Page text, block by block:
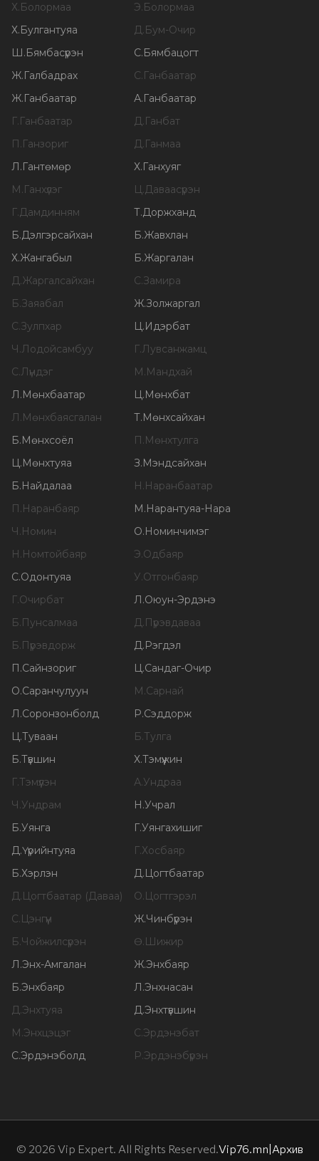
Х.Болормаа Э.Болормаа
Х.Булгантуяа Д.Бум-Очир
Ш.Бямбасүрэн С.Бямбацогт
Ж.Галбадрах С.Ганбаатар
Ж.Ганбаатар А.Ганбаатар
Г.Ганбаатар Д.Ганбат
П.Ганзориг Д.Ганмаа
Л.Гантөмөр Х.Ганхуяг
М.Ганхүлэг Ц.Даваасүрэн
Г.Дамдинням Т.Доржханд
Б.Дэлгэрсайхан Б.Жавхлан
Х.Жангабыл Б.Жаргалан
Д.Жаргалсайхан С.Замира
Б.Заяабал Ж.Золжаргал
С.Зулпхар Ц.Идэрбат
Ч.Лодойсамбуу Г.Лувсанжамц
С.Лүндэг М.Мандхай
Л.Мөнхбаатар Ц.Мөнхбат
Л.Мөнхбаясгалан Т.Мөнхсайхан
Б.Мөнхсоёл П.Мөнхтулга
Ц.Мөнхтуяа З.Мэндсайхан
Б.Найдалаа Н.Наранбаатар
П.Наранбаяр М.Нарантуяа-Нара
Ч.Номин О.Номинчимэг
Н.Номтойбаяр Э.Одбаяр
С.Одонтуяа У.Отгонбаяр
Г.Очирбат Л.Оюун-Эрдэнэ
Б.Пунсалмаа Д.Пүрэвдаваа
Б.Пүрэвдорж Д.Рэгдэл
П.Сайнзориг Ц.Сандаг-Очир
О.Саранчулуун М.Сарнай
Л.Соронзонболд Р.Сэддорж
Ц.Туваан Б.Тулга
Б.Түвшин Х.Тэмүүжин
Г.Тэмүүлэн А.Ундраа
Ч.Ундрам Н.Учрал
Б.Уянга Г.Уянгахишиг
Д.Үүрийнтуяа Г.Хосбаяр
Б.Хэрлэн Д.Цогтбаатар
Д.Цогтбаатар (Даваа) О.Цогтгэрэл
С.Цэнгүүн Ж.Чинбүрэн
Б.Чойжилсүрэн Ө.Шижир
Л.Энх-Амгалан Ж.Энхбаяр
Б.Энхбаяр Л.Энхнасан
Д.Энхтуяа Д.Энхтүвшин
М.Энхцэцэг С.Эрдэнэбат
С.Эрдэнэболд Р.Эрдэнэбүрэн
© 2026 Vip Expert. All Rights Reserved.Vip76.mn|Архив